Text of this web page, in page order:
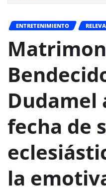
ENTRETENIMIENTO
Dudamel
fecha de
la